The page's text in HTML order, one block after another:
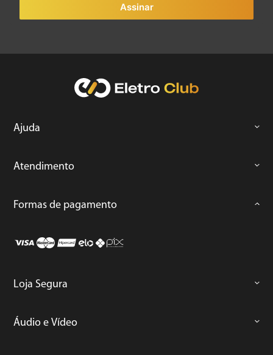
Assinar
Ajuda
Atendimento
Formas de pagamento
Loja Segura
Áudio e Vídeo